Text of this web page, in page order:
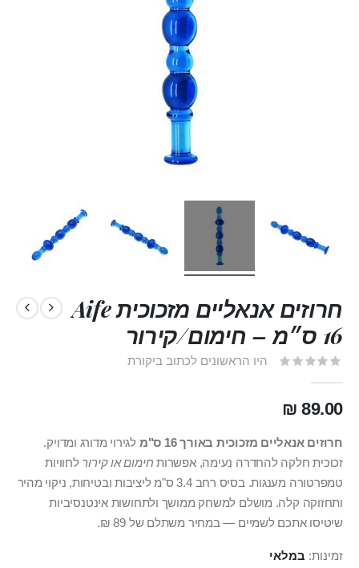
חרוזים אנאליים מזכוכית Aife
16 ס״מ – חימום/קירור
היו הראשונים לכתוב ביקורת
89.00 ₪
חרוזים אנאליים מזכוכית באורך 16 ס"מ
לגירוי מדורג ומדויק.
זכוכית חלקה להחדרה נעימה, אפשרות חימום או קירור לחוויות
טמפרטורה מענגות. בסיס רחב 3.4 ס"מ ליציבות ובטיחות, ניקוי מהיר
ותחזוקה קלה. מושלם למשחק ממושך ולתחושות אינטנסיביות
שיטיסו אתכם לשמיים — במחיר משתלם של 89 ₪.
זמינות: במלאי